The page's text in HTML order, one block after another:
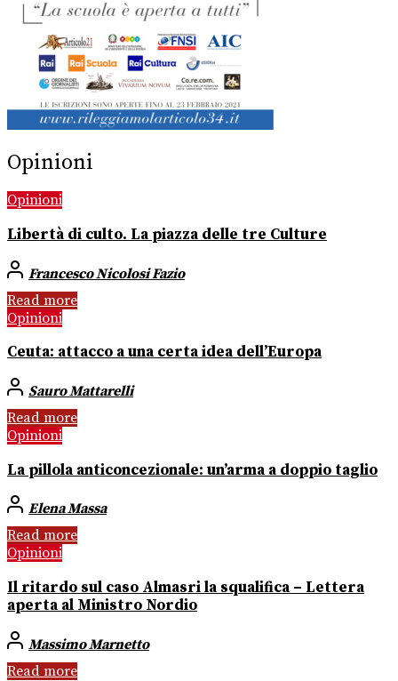
Opinioni
Opinioni
Libertà di culto. La piazza delle tre Culture
Francesco Nicolosi Fazio
Read more
Opinioni
Ceuta: attacco a una certa idea dell’Europa
Sauro Mattarelli
Read more
Opinioni
La pillola anticoncezionale: un’arma a doppio taglio
Elena Massa
Read more
Opinioni
Il ritardo sul caso Almasri la squalifica – Lettera
aperta al Ministro Nordio
Massimo Marnetto
Read more